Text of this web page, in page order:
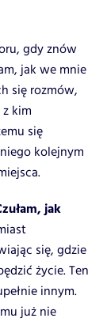
gdy znów
jak we mnie
się rozmów,
kim
się
kolejnym
jak
się, gdzie
życie. Ten
innym.
już nie